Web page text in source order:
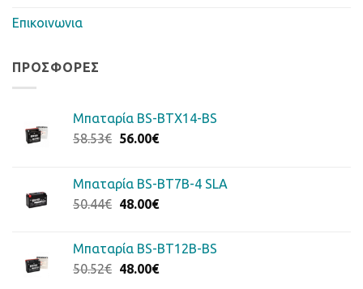
Επικοινωνια
ΠΡΟΣΦΟΡΈΣ
Μπαταρία BS-BTX14-BS
58.53€ Original
58.53€.
56.00€Η
είναι:
56.00€.
Μπαταρία BS-BT7B-4 SLA
50.44€ Original
50.44€.
48.00€Η
είναι:
48.00€.
Μπαταρία BS-BT12B-BS
50.52€ Original
48.00€Η